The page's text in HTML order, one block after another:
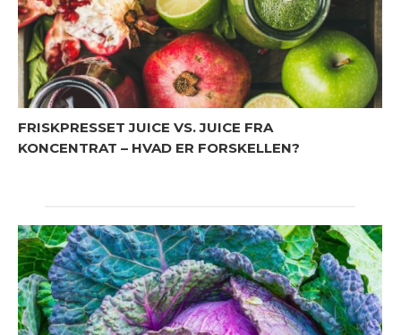
FRISKPRESSET JUICE VS. JUICE FRA
KONCENTRAT – HVAD ER FORSKELLEN?